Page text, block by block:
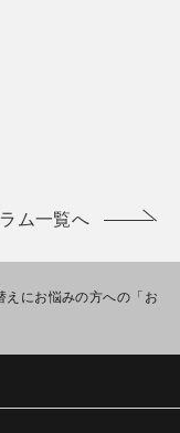
ム一覧へ
えにお悩みの方への「お